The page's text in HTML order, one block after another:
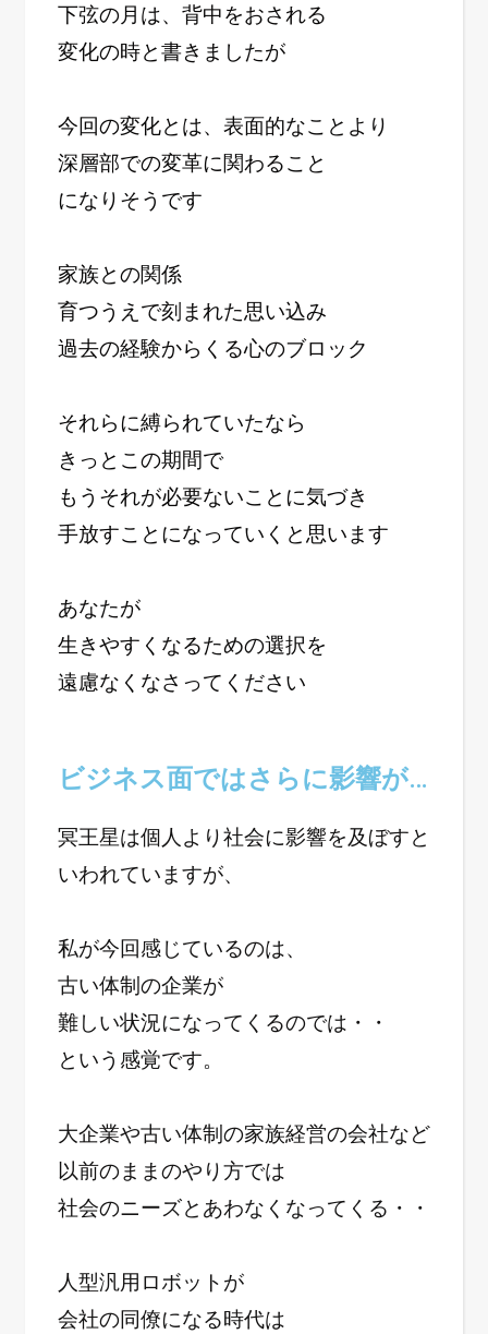
下弦の月は、背中をおされる
変化の時と書きましたが
今回の変化とは、表面的なことより
深層部での変革に関わること
になりそうです
家族との関係
育つうえで刻まれた思い込み
過去の経験からくる心のブロック
それらに縛られていたなら
きっとこの期間で
もうそれが必要ないことに気づき
手放すことになっていくと思います
あなたが
生きやすくなるための選択を
遠慮なくなさってください
ビジネス面ではさらに影響が…
冥王星は個人より社会に影響を及ぼすと
いわれていますが、
私が今回感じているのは、
古い体制の企業が
難しい状況になってくるのでは・・
という感覚です。
大企業や古い体制の家族経営の会社など
以前のままのやり方では
社会のニーズとあわなくなってくる・・
人型汎用ロボットが
会社の同僚になる時代は